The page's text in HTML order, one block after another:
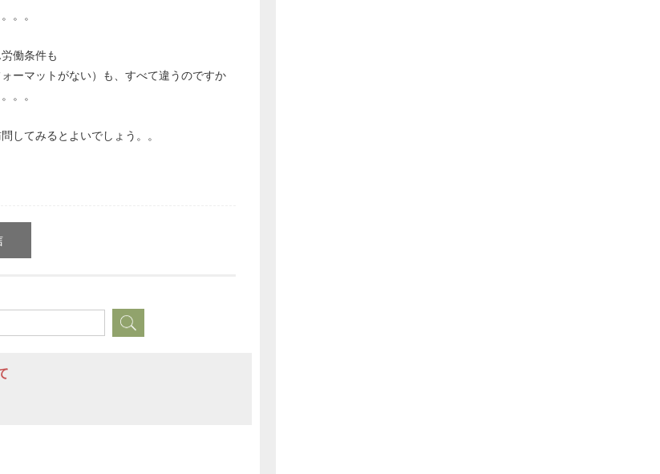
。。
働条件も
ーマットがない）も、すべて違うのですか
。。
してみるとよいでしょう。。